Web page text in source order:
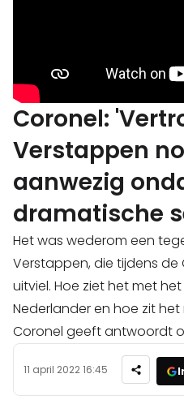
Coronel:
Verstappen
aanwezig
dramatische
Het was wederom een
Verstappen, die tijdens de
uitviel. Hoe ziet het met
Nederlander en hoe zit
Coronel geeft antwoordt
11 april 2022 16:45